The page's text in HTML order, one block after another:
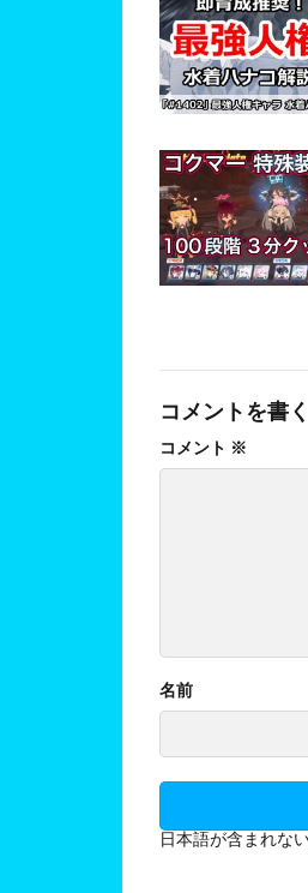
コメントを書く
コメント ※
名前
日本語が含まれな